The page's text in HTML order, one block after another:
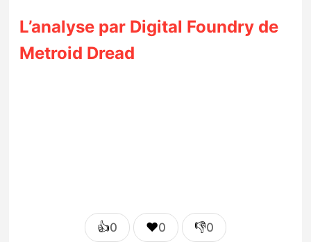
L’analyse par Digital Foundry de
Metroid Dread
👍0 ❤️0 👎0